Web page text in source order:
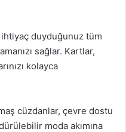
duyduğunuz tüm
sağlar. Kartlar,
kolayca
cüzdanlar, çevre dostu
moda akımına